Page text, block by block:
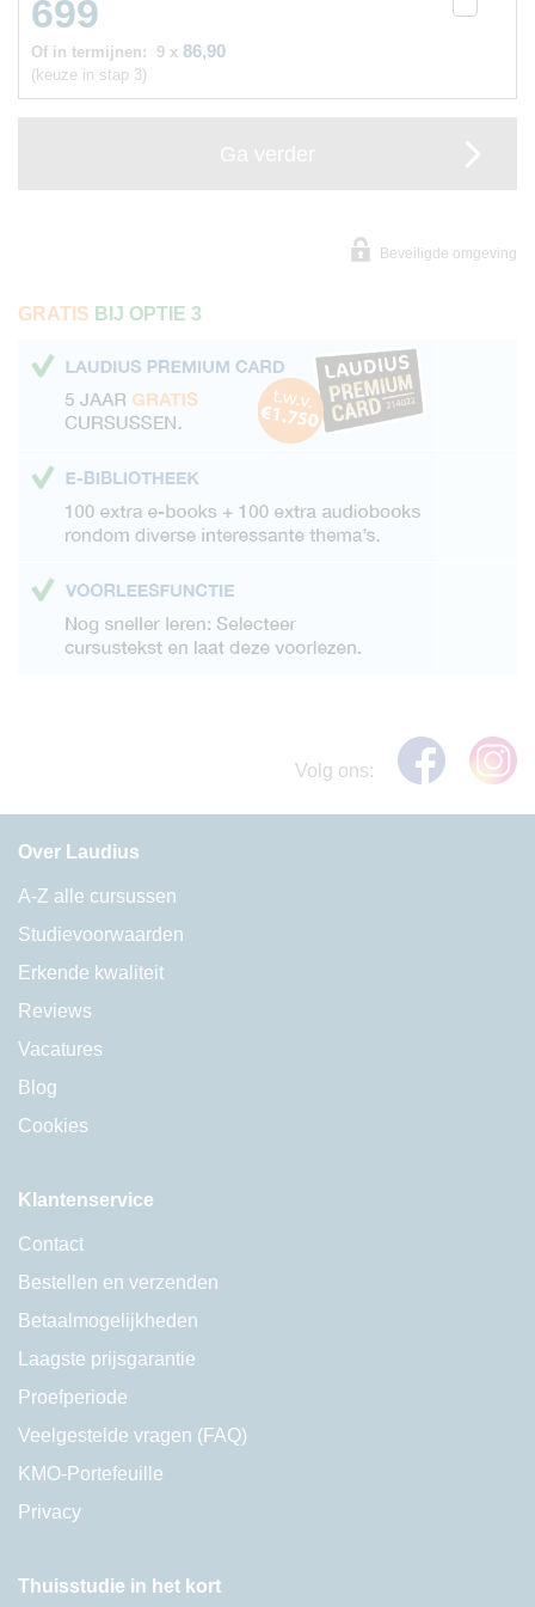
699
Of in termijnen: 9 x 86,90
(keuze in stap 3)
Beveiligde omgeving
GRATIS BIJ OPTIE 3
Volg ons:
Over Laudius
A-Z alle cursussen
Studievoorwaarden
Erkende kwaliteit
Reviews
Vacatures
Blog
Cookies
Klantenservice
Contact
Bestellen en verzenden
Betaalmogelijkheden
Laagste prijsgarantie
Proefperiode
Veelgestelde vragen (FAQ)
KMO-Portefeuille
Privacy
Thuisstudie in het kort